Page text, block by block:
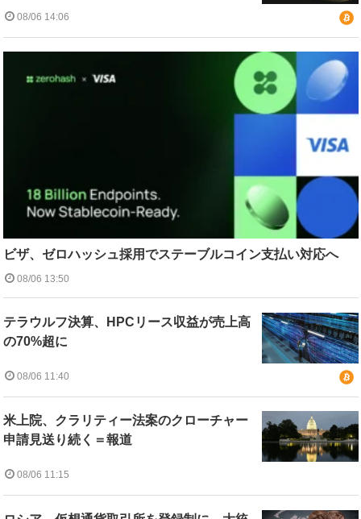
08/06 14:06
ビザ、ゼロハッシュ採用でステーブルコイン支払い対応へ
08/06 13:50
テラウルフ決算、HPCリース収益が売上高
の70%超に
08/06 11:40
米上院、クラリティー法案のクローチャー
申請見送り続く＝報道
08/06 11:15